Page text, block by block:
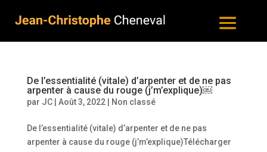
De l’essentialité (vitale) d’arpenter et de ne pas
arpenter à cause du rouge (j’m’explique)￼
par JC| Août 3, 2022| Non classé
De l’essentialité (vitale) d’arpenter et de ne pas
arpenter à cause du rouge (j’m’explique)Télécharger